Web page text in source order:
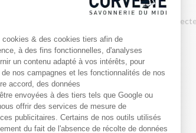
» a été publié en page 28. Il permet aux
Marseille).
traditionnelle marseillaise ;